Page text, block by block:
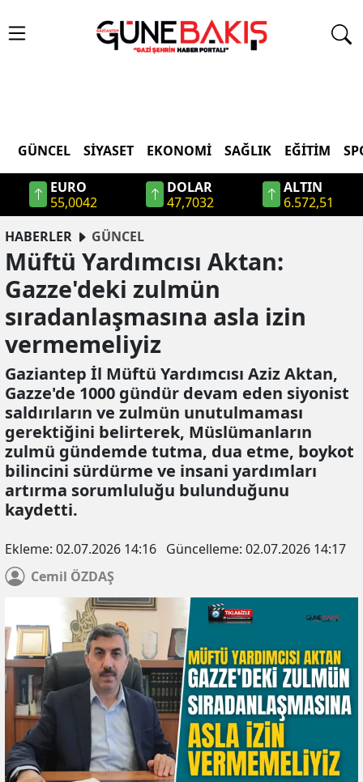
GÜNCEL SIYASET EKONOMI SAĞLIK EĞITIM
EURO
55,0042
DOLAR
47,7032
ALTIN
6.572,51
HABERLER
GÜNCEL
Müftü Yardımcısı Aktan:
Gazze'deki zulmün
sıradanlaşmasına asla izin
vermemeliyiz
Gaziantep İl Müftü Yardımcısı Aziz Aktan,
Gazze'de 1000 gündür devam eden siyonist
saldırıların ve zulmün unutulmaması
gerektiğini belirterek, Müslümanların
zulmü gündemde tutma, dua etme, boykot
bilincini sürdürme ve insani yardımları
artırma sorumluluğu bulunduğunu
kaydetti.
Ekleme: 02.07.2026 14:16 Güncelleme: 02.07.2026 14:17
Cemil ÖZDAŞ